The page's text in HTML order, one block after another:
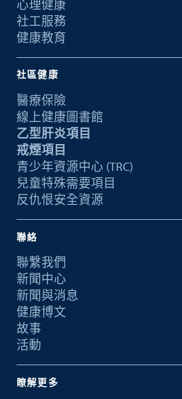
心理健康
社工服務
健康教育
社區健康
醫療保險
線上健康圖書館
乙型肝炎項目
戒煙項目
青少年資源中心 (TRC)
兒童特殊需要項目
反仇恨安全資源
聯絡
聯繫我們
新聞中心
新聞與消息
健康博文
故事
活動
瞭解更多